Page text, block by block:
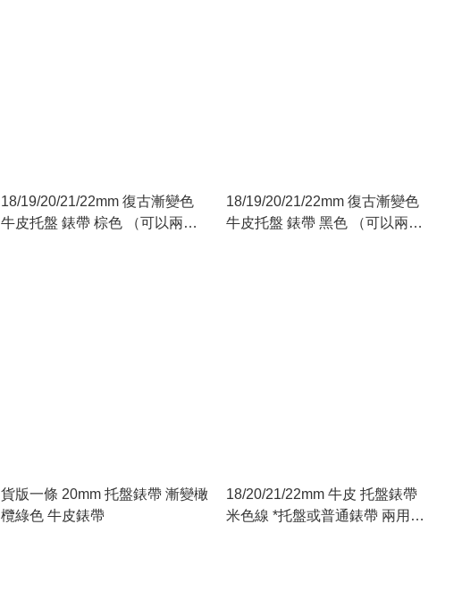
18/19/20/21/22mm 復古漸變色
牛皮托盤 錶帶 棕色 （可以兩用
18/19/20/21/22mm 復古漸變色
牛皮托盤 錶帶 黑色 （可以兩用
貨版一條 20mm 托盤錶帶 漸變橄
欖綠色 牛皮錶帶
18/20/21/22mm 牛皮 托盤錶帶
米色線 *托盤或普通錶帶 兩用型*